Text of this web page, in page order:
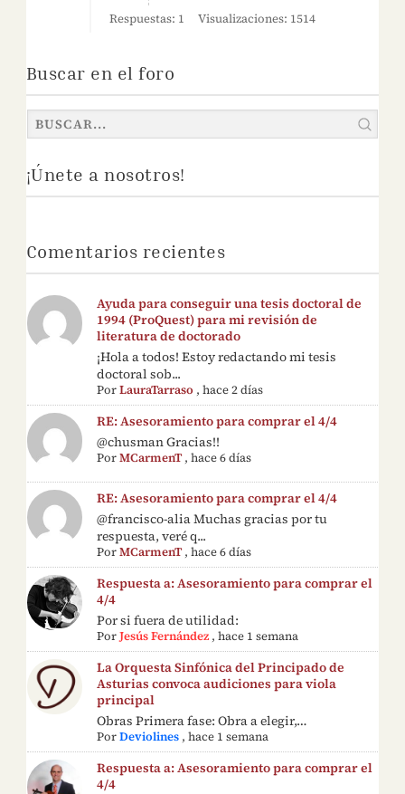
Respuestas: 1 Visualizaciones: 1514
Buscar en el foro
¡Únete a nosotros!
Comentarios recientes
Ayuda para conseguir una tesis doctoral de
1994 (ProQuest) para mi revisión de
literatura de doctorado
¡Hola a todos! Estoy redactando mi tesis
doctoral sob...
PorLauraTarraso ,hace 2 días
RE: Asesoramiento para comprar el 4/4
@chusman Gracias!!
PorMCarmenT,hace 6 días
RE: Asesoramiento para comprar el 4/4
@francisco-alia Muchas gracias por tu
respuesta, veré q...
PorMCarmenT,hace 6 días
Respuesta a: Asesoramiento para comprar el
4/4
Por si fuera de utilidad:
PorJesús Fernández ,hace 1 semana
La Orquesta Sinfónica del Principado de
Asturias convoca audiciones para viola
principal
Obras Primera fase: Obra a elegir,…
PorDeviolines ,hace 1 semana
Respuesta a: Asesoramiento para comprar el
4/4